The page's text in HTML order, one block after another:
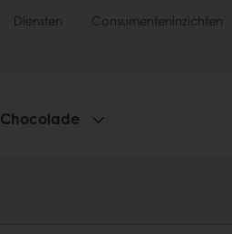
Diensten Consumenteninzichten
Chocolade